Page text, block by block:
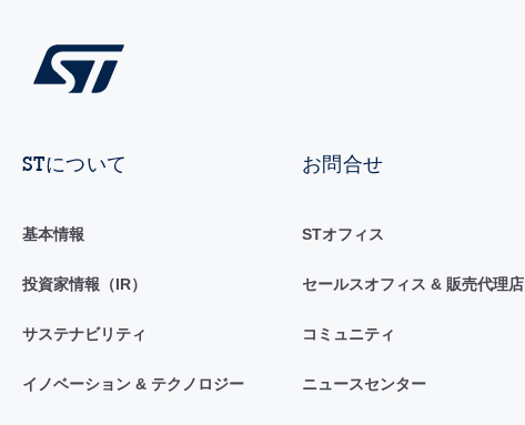
STについて
基本情報
投資家情報（IR）
サステナビリティ
イノベーション & テクノロジー
お問合せ
STオフィス
セールスオフィス & 販売代理店
コミュニティ
ニュースセンター